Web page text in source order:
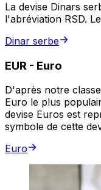
La devise Dinars
l'abréviation RSD.
Dinar serbe
EUR - Euro
D'après notre
Euro le plus
devise Euros est
symbole de cette
Euro